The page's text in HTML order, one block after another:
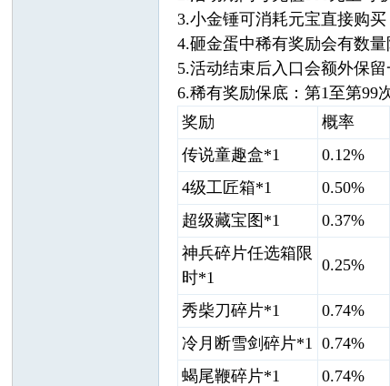
3.小金锤可消耗元宝直接购
4.砸金蛋中稀有奖励会有数
5.活动结束后入口会额外保
6.稀有奖励保底：第1至第99
奖励
概率
传说童趣盒*1
0.12%
4级工匠箱*1
0.50%
超级藏宝图*1
0.37%
神兵碎片任选箱限
时*1
0.25%
秀柴刀碎片*1
0.74%
冷月断雪剑碎片*1 0.74%
蝎尾鞭碎片*1
0.74%